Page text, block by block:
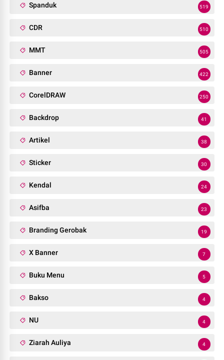
Spanduk 519
CDR 510
MMT 505
Banner 422
CorelDRAW 250
Backdrop 41
Artikel 38
Sticker 30
Kendal 24
Asifba 23
Branding Gerobak 19
X Banner 7
Buku Menu 5
Bakso 4
NU 4
Ziarah Auliya 4